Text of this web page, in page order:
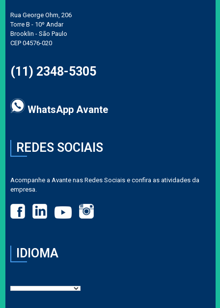
Rua George Ohm, 206
Torre B - 10º Andar
Brooklin - São Paulo
CEP 04576-020
(11) 2348-5305
WhatsApp Avante
REDES SOCIAIS
Acompanhe a Avante nas Redes Sociais e confira as atividades da
empresa.
IDIOMA